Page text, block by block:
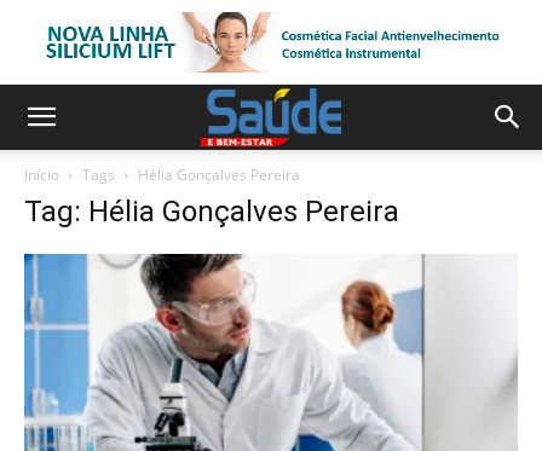
Início Tags Hélia Gonçalves Pereira
Tag: Hélia Gonçalves Pereira